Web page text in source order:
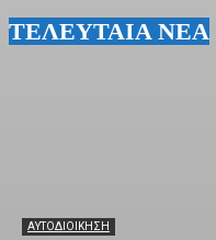
ΤΕΛΕΥΤΑΙΑ ΝΕΑ
ΑΥΤΟΔΙΟΙΚΗΣΗ